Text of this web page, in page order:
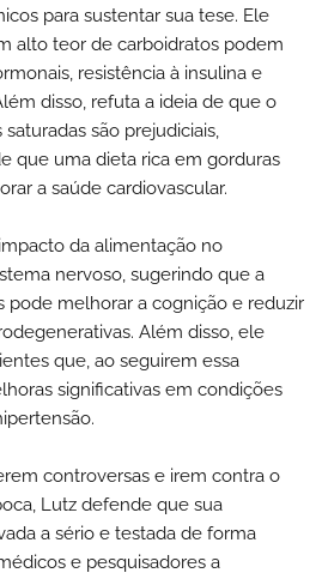
para sustentar sua tese. Ele
alto teor de carboidratos podem
resistência à insulina e
disso, refuta a ideia de que o
são prejudiciais,
que uma dieta rica em gorduras
a saúde cardiovascular.
da alimentação no
nervoso, sugerindo que a
pode melhorar a cognição e reduzir
Além disso, ele
que, ao seguirem essa
significativas em condições
controversas e irem contra o
Lutz defende que sua
a sério e testada de forma
e pesquisadores a